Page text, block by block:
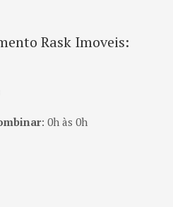
Rask Imoveis:
: 0h às 0h